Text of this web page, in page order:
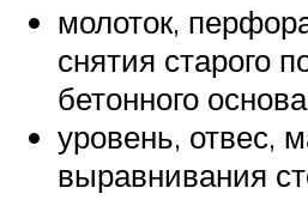
молоток,
снятия старого
бетонного
уровень, отвес,
выравнивания